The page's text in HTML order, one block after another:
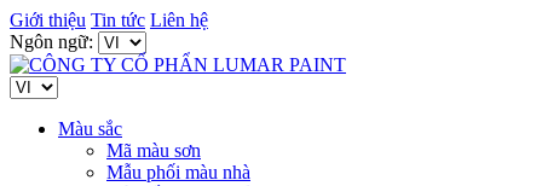
Giới thiệu Tin tức Liên hệ
Ngôn ngữ:
Màu sắc
Mã màu sơn
Mẫu phối màu nhà